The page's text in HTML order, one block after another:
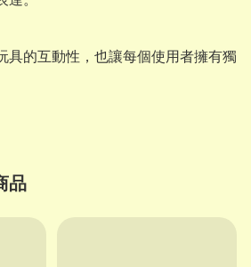
具的互動性，也讓每個使用者擁有獨
品